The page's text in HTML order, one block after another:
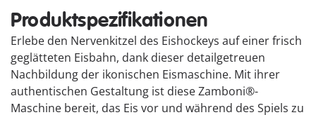
Produktspezifikationen
Erlebe den Nervenkitzel des Eishockeys auf einer frisch
geglätteten Eisbahn, dank dieser detailgetreuen
Nachbildung der ikonischen Eismaschine. Mit ihrer
authentischen Gestaltung ist diese Zamboni®-
Maschine bereit, das Eis vor und während des Spiels zu